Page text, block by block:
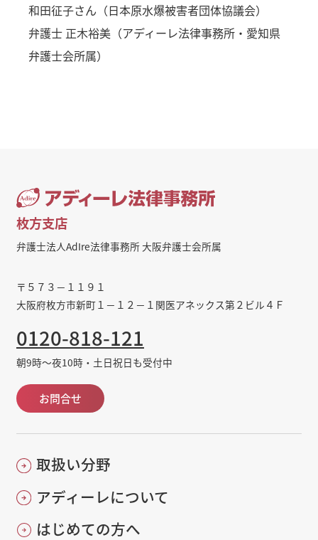
和田征子さん（日本原水爆被害者団体協議会）
弁護士 正木裕美（アディーレ法律事務所・愛知県
弁護士会所属）
枚方支店
弁護士法人AdIre法律事務所 大阪弁護士会所属
〒５７３－１１９１
大阪府枚方市新町１－１２－１関医アネックス第２ビル４Ｆ
0120-818-121
朝9時～夜10時・土日祝日も受付中
お問合せ
取扱い分野
アディーレについて
はじめての方へ